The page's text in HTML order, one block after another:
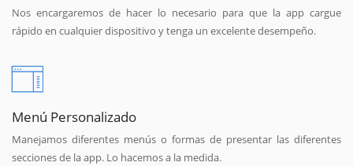
Nos encargaremos de hacer lo necesario para que la app cargue
rápido en cualquier dispositivo y tenga un excelente desempeño.
Menú Personalizado
Manejamos diferentes menús o formas de presentar las diferentes
secciones de la app. Lo hacemos a la medida.